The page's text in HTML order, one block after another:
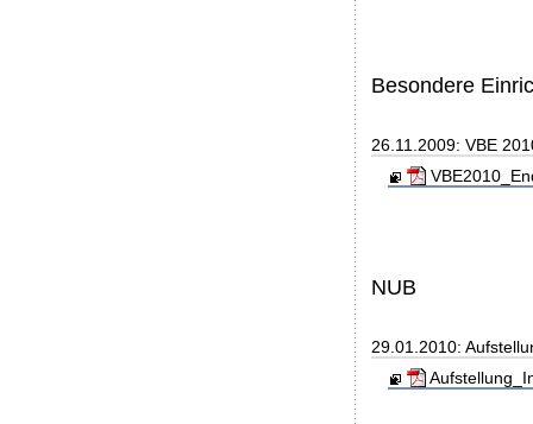
Besondere
26.11.2009: VBE
NUB
29.01.2010: